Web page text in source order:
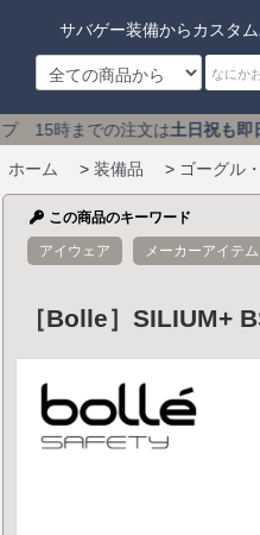
サバゲー装備からカスタ
土日祝も即日発送送料590円
ホーム > 装備品 > ゴーグル
この商品のキーワード
アイウェア
メーカーアイテム
［Bolle］SILIUM+